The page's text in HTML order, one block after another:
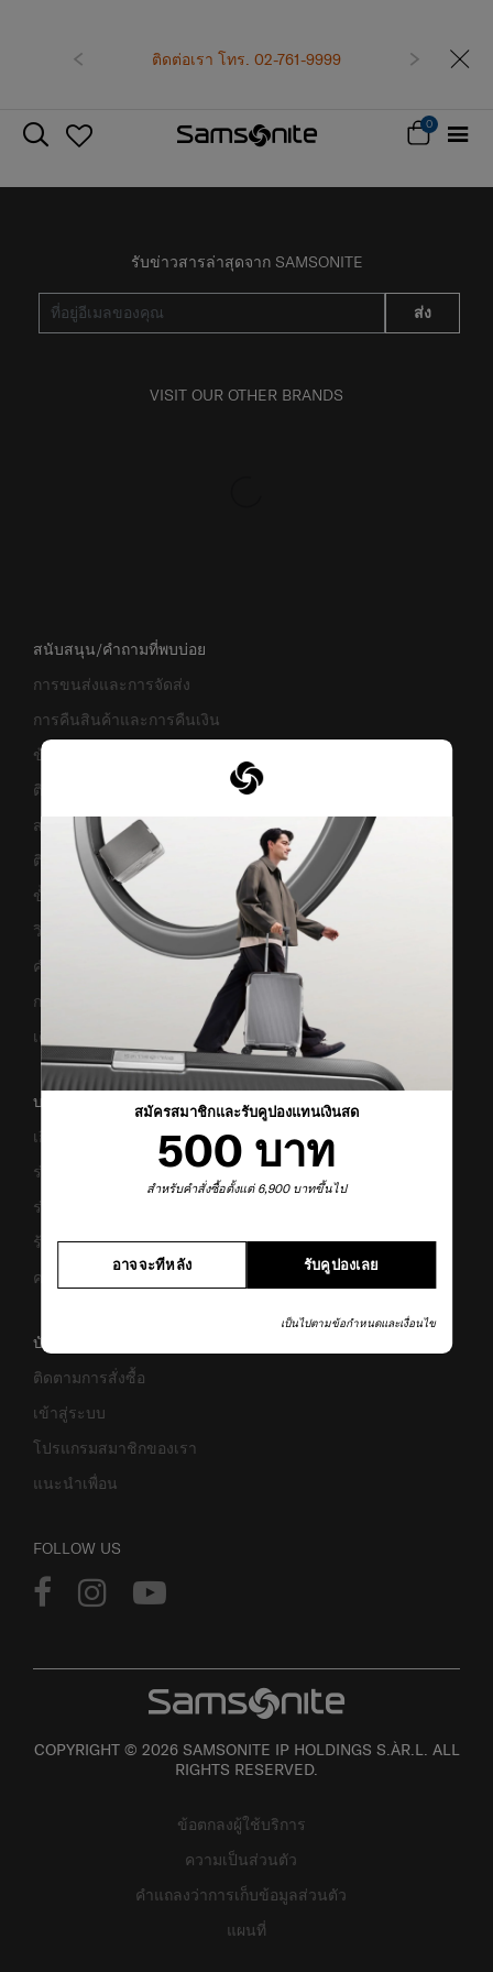
สมัครสมาชิกและรับคูปองแทนเงินสด
500 บาท
สำหรับคำสั่งซื้อตั้งแต่ 6,900 บาทขึ้นไป
รับคูปองเลย
อาจจะทีหลัง
เป็นไปตามข้อกำหนดและเงื่อนไข
ติดต่อเรา โทร. 02-761-9999 ถัดไป
0
รับข่าวสารล่าสุดจาก SAMSONITE
ส่ง
VISIT OUR OTHER BRANDS
สนับสนุน/คำถามที่พบบ่อย
การขนส่งและการจัดส่ง
การคืนสินค้าและการคืนเงิน
ข้อกำหนดและเงื่อนไขการรับประกัน
ติดต่อเรา
สอบถามข้อมูลทางธุรกิจ
ติดตามสถานะสินค้า
ขั้นตอนการผ่อนชำระ
วิธีเซ็ตรหัสล็อค
คำแนะนำในการดูแล
การแจ้งเตือนเว็บไซต์ปลอม
เตือนภัย! มิจฉาชีพ
บริษัทของเรา
เกี่ยวกับเรา
ร่วมงานกับเรา
ร่วมธุรกิจ
ร้านค้า
ความยั่งยืน
บัญชี
ติดตามการสั่งซื้อ
เข้าสู่ระบบ
โปรแกรมสมาชิกของเรา
แนะนำเพื่อน
FOLLOW US
COPYRIGHT © 2026 SAMSONITE IP HOLDINGS S.ÀR.L. ALL
RIGHTS RESERVED.
ข้อตกลงผู้ใช้บริการ
ความเป็นส่วนตัว
คำแถลงว่าการเก็บข้อมูลส่วนตัว
แผนที่